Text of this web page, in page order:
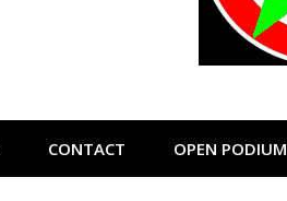
CONTACT OPEN PODIUM